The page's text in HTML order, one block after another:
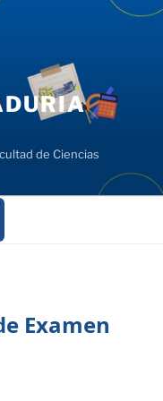
de Ciencias
Examen